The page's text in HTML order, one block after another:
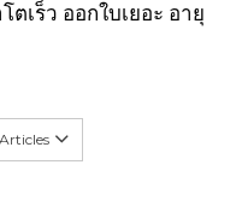
ตเร็ว ออกใบเยอะ อายุ